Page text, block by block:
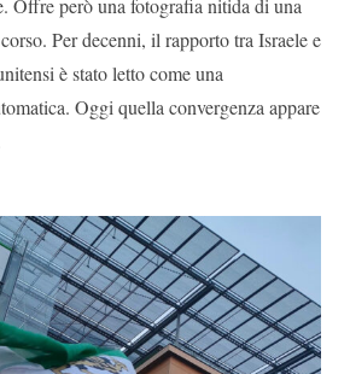
Offre però una fotografia nitida di una
Per decenni, il rapporto tra Israele e
è stato letto come una
Oggi quella convergenza appare